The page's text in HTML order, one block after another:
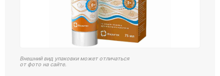
Внешний вид упаковки может отличаться
от фото на сайте.